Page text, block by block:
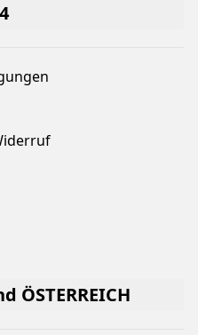
ÖSTERREICH